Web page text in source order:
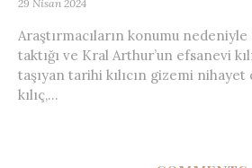
29 Nisan 2024
Araştırmacıların konumu nedeniyle
taktığı ve Kral Arthur’un efsanevi
taşıyan tarihi kılıcın gizemi
kılıç,...